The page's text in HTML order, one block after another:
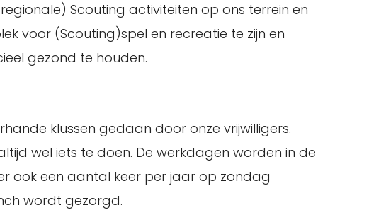
Scouting activiteiten op ons terrein en
voor (Scouting)spel en recreatie te zijn en
gezond te houden.
klussen gedaan door onze vrijwilligers.
wel iets te doen. De werkdagen worden in de
ook een aantal keer per jaar op zondag
wordt gezorgd.